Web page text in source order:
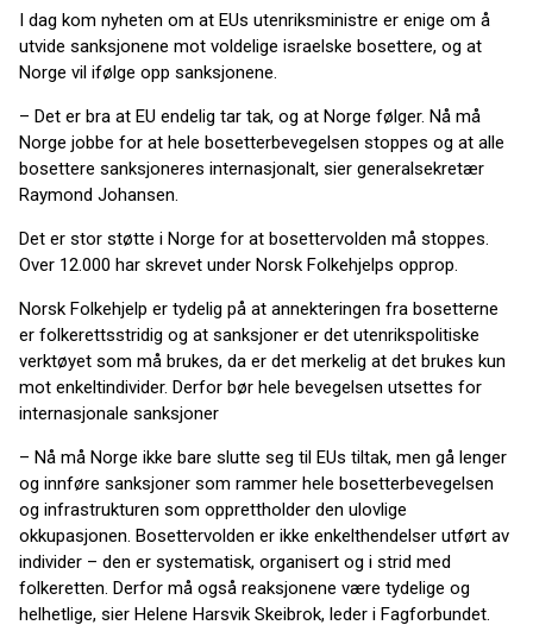
I dag kom nyheten om at EUs utenriksministre er enige om å
utvide sanksjonene mot voldelige israelske bosettere, og at
Norge vil ifølge opp sanksjonene.
– Det er bra at EU endelig tar tak, og at Norge følger. Nå må
Norge jobbe for at hele bosetterbevegelsen stoppes og at alle
bosettere sanksjoneres internasjonalt, sier generalsekretær
Raymond Johansen.
Det er stor støtte i Norge for at bosettervolden må stoppes.
Over 12.000 har skrevet under Norsk Folkehjelps opprop.
Norsk Folkehjelp er tydelig på at annekteringen fra bosetterne
er folkerettsstridig og at sanksjoner er det utenrikspolitiske
verktøyet som må brukes, da er det merkelig at det brukes kun
mot enkeltindivider. Derfor bør hele bevegelsen utsettes for
internasjonale sanksjoner
– Nå må Norge ikke bare slutte seg til EUs tiltak, men gå lenger
og innføre sanksjoner som rammer hele bosetterbevegelsen
og infrastrukturen som opprettholder den ulovlige
okkupasjonen. Bosettervolden er ikke enkelthendelser utført av
individer – den er systematisk, organisert og i strid med
folkeretten. Derfor må også reaksjonene være tydelige og
helhetlige, sier Helene Harsvik Skeibrok, leder i Fagforbundet.